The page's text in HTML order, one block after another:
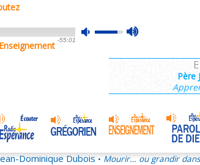
mute
max
-55:01
Père
• Homélies du Pape François 28/68
Dauchez
Après 2013, quel projet pour
L'Eucharistie chez les pères de
Legay Homélie du samedi 29
Hadevis
Dominique Dubois • Mourir… ou grandir